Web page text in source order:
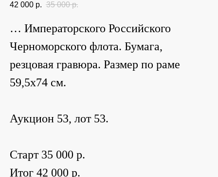
42 000 р. 35 000 р.
… Императорского Российского
Черноморского флота. Бумага,
резцовая гравюра. Размер по раме
59,5х74 см.
Аукцион 53, лот 53.
Старт 35 000 р.
Итог 42 000 р.